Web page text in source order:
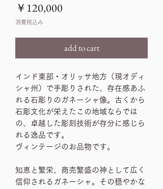
￥120,000
消費税込み
add to cart
インド東部・オリッサ地方（現オディ
シャ州）で手彫りされた、存在感あふ
れる石彫りのガネーシャ像。古くから
石彫文化が栄えたこの地域ならでは
の、卓越した彫刻技術が存分に感じら
れる逸品です。
ヴィンテージのお品物です。
知恵と繁栄、商売繁盛の神として広く
信仰されるガネーシャ。その穏やかな